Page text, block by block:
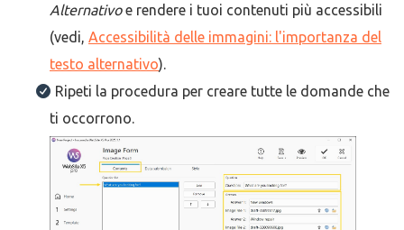
Alternativoe rendere i tuoi contenuti più accessibili
(vedi, Accessibilità delle immagini: l'importanza del
testo alternativo).
Ripeti la procedura per creare tutte le domande che
ti occorrono.